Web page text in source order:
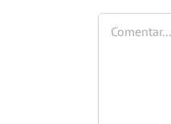
Comentar